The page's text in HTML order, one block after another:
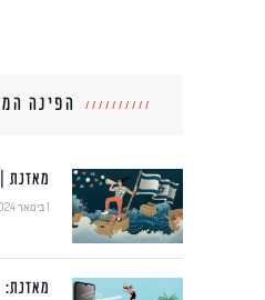
הפינה
מאזנת
1 בינואר 2024
מאזנת: